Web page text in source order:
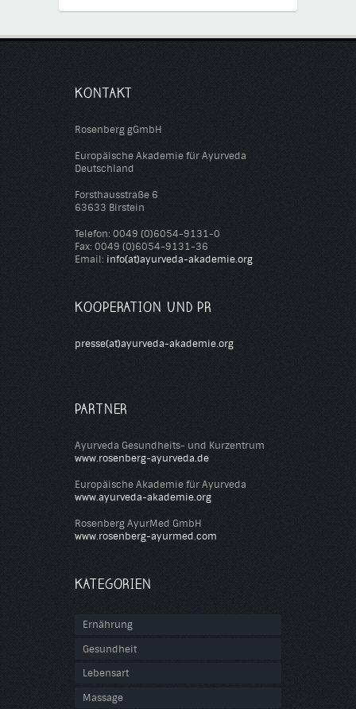
KONTAKT
Rosenberg gGmbH
Europäische Akademie für Ayurveda
Deutschland
Forsthausstraße 6
63633 Birstein
Telefon: 0049 (0)6054-9131-0
Fax: 0049 (0)6054-9131-36
Email: info(at)ayurveda-akademie.org
KOOPERATION UND PR
presse(at)ayurveda-akademie.org
PARTNER
Ayurveda Gesundheits- und Kurzentrum
www.rosenberg-ayurveda.de
Europäische Akademie für Ayurveda
www.ayurveda-akademie.org
Rosenberg AyurMed GmbH
www.rosenberg-ayurmed.com
KATEGORIEN
Ernährung
Gesundheit
Lebensart
Massage